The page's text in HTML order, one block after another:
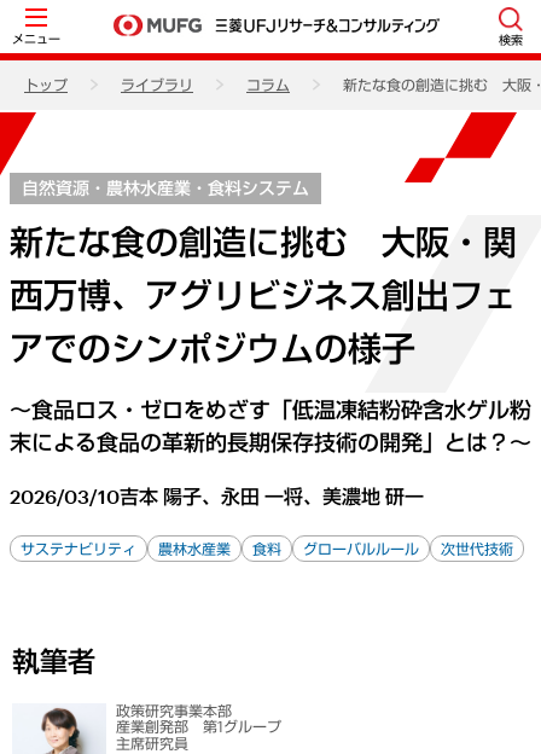
メニュー 検索
トップ ライブラリ コラム 新たな食の創造に挑む 大阪
自然資源・農林水産業・食料システム
新たな食の創造に挑む 大阪・関
西万博、アグリビジネス創出フェ
アでのシンポジウムの様子
～食品ロス・ゼロをめざす「低温凍結粉砕含水ゲル粉
末による食品の革新的長期保存技術の開発」とは？～
2026/03/10吉本 陽子、永田 一将、美濃地 研一
サステナビリティ 農林水産業 食料 グローバルルール 次世代技術
執筆者
政策研究事業本部
産業創発部 第1グループ
主席研究員